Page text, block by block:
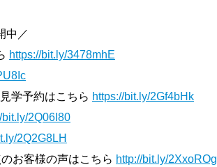
中／
https://bit.ly/3478mhE
学予約はこちら https://bit.ly/2Gf4bHk
bit.ly/2Q06I80
2Q2G8LH
お客様の声はこちら http://bit.ly/2XxoROg